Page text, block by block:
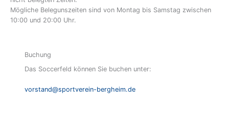
Mögliche Belegunszeiten sind von Montag bis Samstag zwischen
10:00 und 20:00 Uhr.
Buchung
Das Soccerfeld können Sie buchen unter:
vorstand@sportverein-bergheim.de